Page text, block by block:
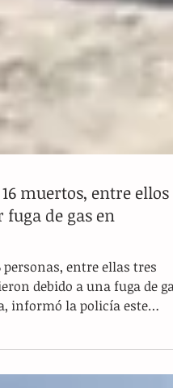
muertos, entre ellos 3
de gas en
personas, entre ellas tres
debido a una fuga de gas